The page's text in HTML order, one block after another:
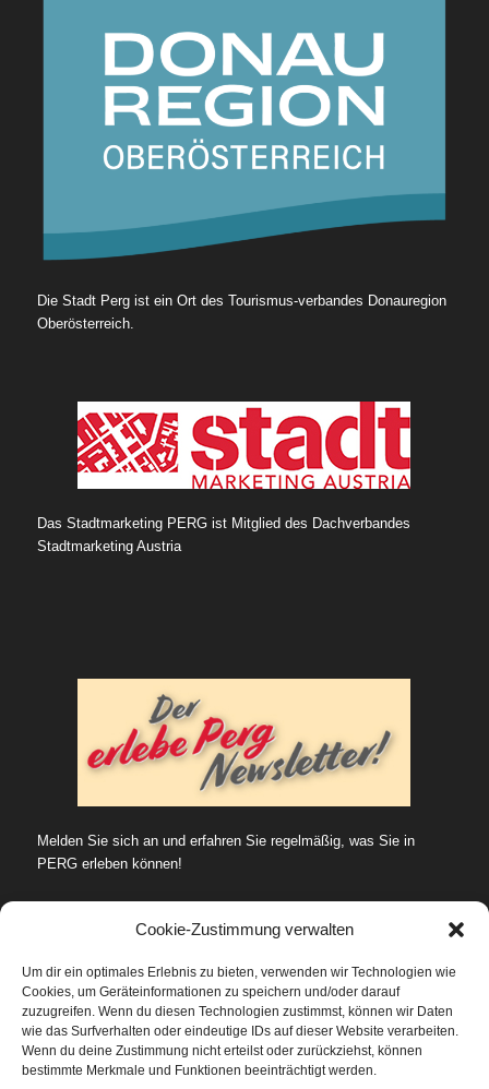
Cookie-Zustimmung verwalten
Um dir ein optimales Erlebnis zu bieten, verwenden wir Technologien wie
Cookies, um Geräteinformationen zu speichern und/oder darauf
zuzugreifen. Wenn du diesen Technologien zustimmst, können wir Daten
wie das Surfverhalten oder eindeutige IDs auf dieser Website verarbeiten.
Wenn du deine Zustimmung nicht erteilst oder zurückziehst, können
bestimmte Merkmale und Funktionen beeinträchtigt werden.
Die Stadt Perg ist ein Ort des Tourismus-verbandes Donauregion
Oberösterreich.
Das Stadtmarketing PERG ist Mitglied des Dachverbandes
Stadtmarketing Austria
Melden Sie sich an und erfahren Sie regelmäßig, was Sie in
PERG erleben können!
SUCHE…